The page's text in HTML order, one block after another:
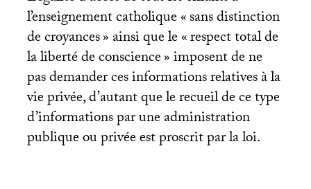
l’enseignement catholique «sans distinction
de croyances» ainsi que le «respect total de
la liberté de conscience» imposent de ne
pas demander ces informations relatives à la
vie privée, d’autant que le recueil de ce type
d’informations par une administration
publique ou privée est proscrit par la loi.